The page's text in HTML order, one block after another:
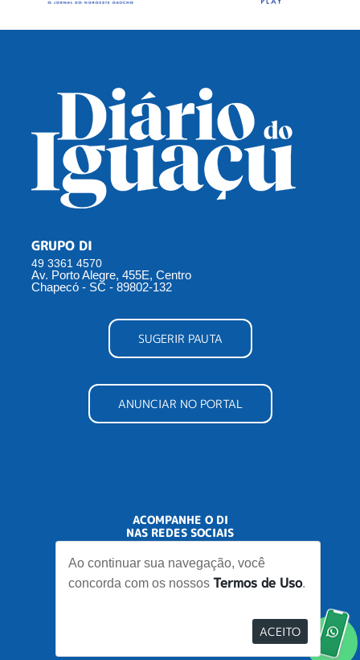
Ao continuar sua navegação, você
concorda com os nossos Termos de Uso.
ACEITO
GRUPO DI
49 3361 4570
Av. Porto Alegre, 455E, Centro
Chapecó - SC - 89802-132
SUGERIR PAUTA
ANUNCIAR NO PORTAL
ACOMPANHE O DI
NAS REDES SOCIAIS